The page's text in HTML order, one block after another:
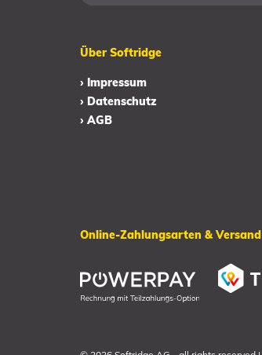
Über Softridge
› Impressum
› Datenschutz
› AGB
Online-Zahlungsarten & Versand